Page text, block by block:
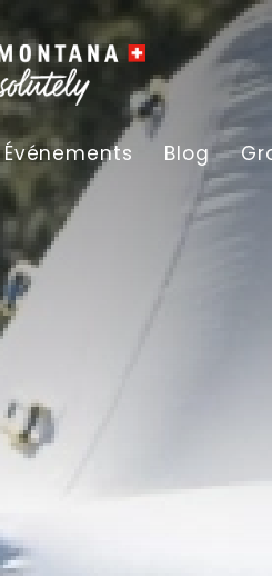
Événements Blog